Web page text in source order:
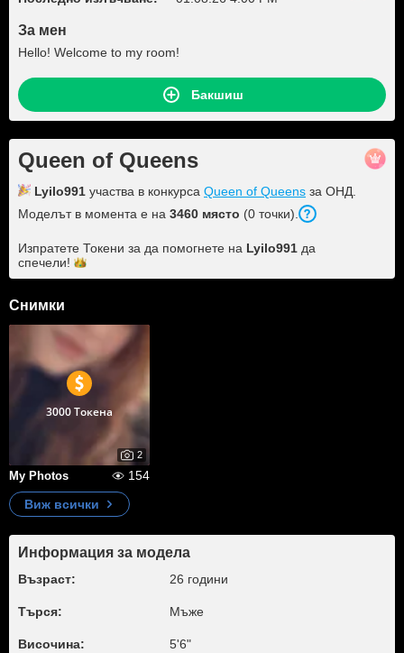
За мен
Hello! Welcome to my room!
Бакшиш
Queen of Queens
Lyilo991 участва в конкурса Queen of Queens за ОНД.
Моделът в момента е на 3460 място (0 точки).
Изпратете Токени за да помогнете на Lyilo991 да
спечели!
Снимки
3000 Токена
2
My Photos
154
Виж всички
Информация за модела
Възраст: 26 години
Търся: Мъже
Височина: 5'6"